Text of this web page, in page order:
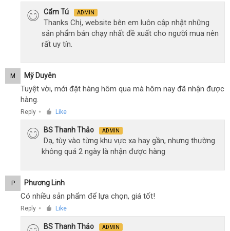
Cẩm Tú ADMIN
Thanks Chị, website bên em luôn cập nhật những
sản phẩm bán chạy nhất đề xuất cho người mua nên
rất uy tín.
M Mỹ Duyên
Tuyệt vời, mới đặt hàng hôm qua mà hôm nay đã nhận được
hàng.
Reply ● Like
BS Thanh Thảo ADMIN
Dạ, tùy vào từng khu vực xa hay gần, nhưng thường
không quá 2 ngày là nhận được hàng
P Phương Linh
Có nhiều sản phẩm để lựa chọn, giá tốt!
Reply ● Like
BS Thanh Thảo ADMIN